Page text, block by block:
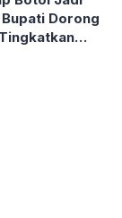
Dorong